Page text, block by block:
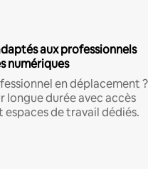
aux professionnels
numériques
en déplacement ?
longue durée avec accès
de travail dédiés.